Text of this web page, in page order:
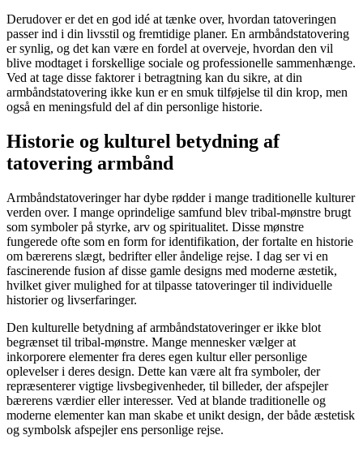
Derudover er det en god idé at tænke over, hvordan tatoveringen
passer ind i din livsstil og fremtidige planer. En armbåndstatovering
er synlig, og det kan være en fordel at overveje, hvordan den vil
blive modtaget i forskellige sociale og professionelle sammenhænge.
Ved at tage disse faktorer i betragtning kan du sikre, at din
armbåndstatovering ikke kun er en smuk tilføjelse til din krop, men
også en meningsfuld del af din personlige historie.
Historie og kulturel betydning af
tatovering armbånd
Armbåndstatoveringer har dybe rødder i mange traditionelle kulturer
verden over. I mange oprindelige samfund blev tribal-mønstre brugt
som symboler på styrke, arv og spiritualitet. Disse mønstre
fungerede ofte som en form for identifikation, der fortalte en historie
om bærerens slægt, bedrifter eller åndelige rejse. I dag ser vi en
fascinerende fusion af disse gamle designs med moderne æstetik,
hvilket giver mulighed for at tilpasse tatoveringer til individuelle
historier og livserfaringer.
Den kulturelle betydning af armbåndstatoveringer er ikke blot
begrænset til tribal-mønstre. Mange mennesker vælger at
inkorporere elementer fra deres egen kultur eller personlige
oplevelser i deres design. Dette kan være alt fra symboler, der
repræsenterer vigtige livsbegivenheder, til billeder, der afspejler
bærerens værdier eller interesser. Ved at blande traditionelle og
moderne elementer kan man skabe et unikt design, der både æstetisk
og symbolsk afspejler ens personlige rejse.